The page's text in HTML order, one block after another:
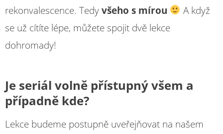
rekonvalescence. Tedyvšeho s mírou
A když
se už cítíte lépe, můžete spojit dvě lekce
dohromady!
Je seriál volně přístupný všem a
případně kde?
Lekce budeme postupně uveřejňovat na našem